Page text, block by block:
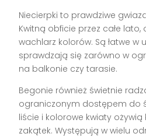
Niecierpki to prawdziwe
Kwitną obficie przez całe lato,
wachlarz kolorów. Są łatwe w
sprawdzają się zarówno w
na balkonie czy tarasie.
Begonie również świetnie
ograniczonym dostępem do
liście i kolorowe kwiaty
zakątek. Występują w wielu